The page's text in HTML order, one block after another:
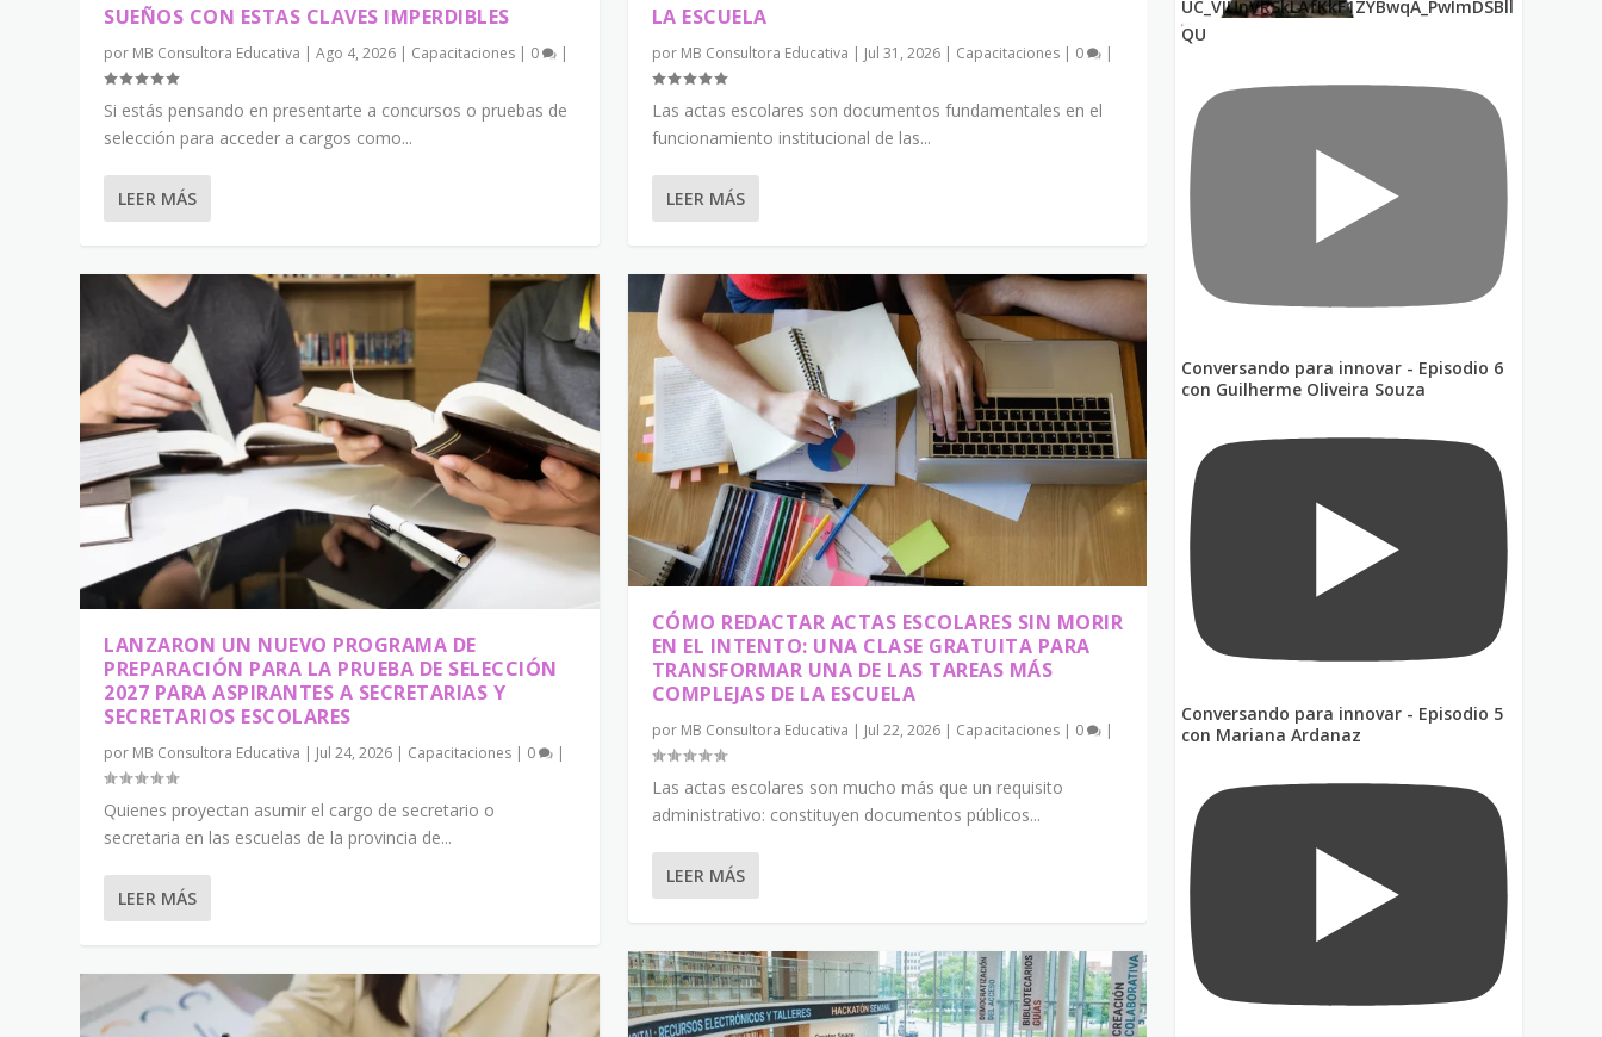
SUEÑOS CON ESTAS CLAVES IMPERDIBLES
por MB Consultora Educativa |Ago 4, 2026 | Capacitaciones | 0 |
Si estás pensando en presentarte a concursos o pruebas de
selección para acceder a cargos como...
LEER MÁS
LANZARON UN NUEVO PROGRAMA DE
PREPARACIÓN PARA LA PRUEBA DE SELECCIÓN
2027 PARA ASPIRANTES A SECRETARIAS Y
SECRETARIOS ESCOLARES
por MB Consultora Educativa | Jul 24, 2026 | Capacitaciones | 0 |
Quienes proyectan asumir el cargo de secretario o
secretaria en las escuelas de la provincia de...
LEER MÁS
LA ESCUELA
por MB Consultora Educativa | Jul 31, 2026| Capacitaciones| 0 |
Las actas escolares son documentos fundamentales en el
funcionamiento institucional de las...
LEER MÁS
CÓMO REDACTAR ACTAS ESCOLARES SIN MORIR
EN EL INTENTO: UNA CLASE GRATUITA PARA
TRANSFORMAR UNA DE LAS TAREAS MÁS
COMPLEJAS DE LA ESCUELA
por MB Consultora Educativa | Jul 22, 2026| Capacitaciones| 0 |
Las actas escolares son mucho más que un requisito
administrativo: constituyen documentos públicos...
LEER MÁS
UC_VIUnVRSkLAfKkF1ZYBwqA_PwImDSBll
QU
Conversando para innovar - Episodio 6
con Guilherme Oliveira Souza
Conversando para innovar - Episodio 5
con Mariana Ardanaz